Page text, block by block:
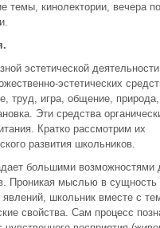
темы, кинолектории, вечера
эстетической деятельности
эстетических
труд, игра, общение, природа,
Эти средства
Кратко рассмотрим их
развития школьников.
большими возможностями
Проникая мыслью в сущность
школьник вместе с
свойства. Сам процесс